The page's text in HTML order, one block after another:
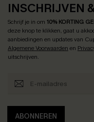
INSCHRIJVEN
Schrijf je in om 10% KORTING
deze knop te klikken, gaat u
aanbiedingen en updates van
Algemene Voorwaarden en
uitschrijven.
ABONNEREN